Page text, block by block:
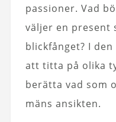
passioner. Vad
väljer en present
blickfånget? I
att titta på olika
berätta vad som
mäns ansikten.